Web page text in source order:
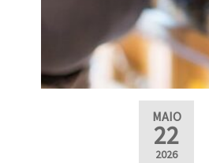
MAIO
22
2026